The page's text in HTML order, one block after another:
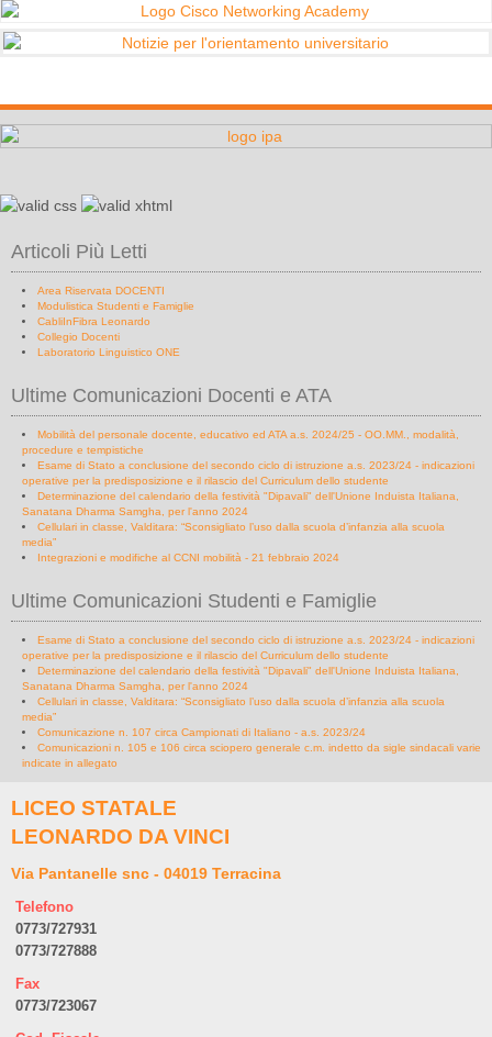
Articoli Più Letti
Area Riservata DOCENTI
Modulistica Studenti e Famiglie
CabliInFibra Leonardo
Collegio Docenti
Laboratorio Linguistico ONE
Ultime Comunicazioni Docenti e ATA
Mobilità del personale docente, educativo ed ATA a.s. 2024/25 - OO.MM., modalità,
procedure e tempistiche
Esame di Stato a conclusione del secondo ciclo di istruzione a.s. 2023/24 - indicazioni
operative per la predisposizione e il rilascio del Curriculum dello studente
Determinazione del calendario della festività "Dipavali" dell'Unione Induista Italiana,
Sanatana Dharma Samgha, per l'anno 2024
Cellulari in classe, Valditara: “Sconsigliato l’uso dalla scuola d’infanzia alla scuola
media”
Integrazioni e modifiche al CCNI mobilità - 21 febbraio 2024
Ultime Comunicazioni Studenti e Famiglie
Esame di Stato a conclusione del secondo ciclo di istruzione a.s. 2023/24 - indicazioni
operative per la predisposizione e il rilascio del Curriculum dello studente
Determinazione del calendario della festività "Dipavali" dell'Unione Induista Italiana,
Sanatana Dharma Samgha, per l'anno 2024
Cellulari in classe, Valditara: “Sconsigliato l’uso dalla scuola d’infanzia alla scuola
media”
Comunicazione n. 107 circa Campionati di Italiano - a.s. 2023/24
Comunicazioni n. 105 e 106 circa sciopero generale c.m. indetto da sigle sindacali varie
indicate in allegato
LICEO STATALE
LEONARDO DA VINCI
Via Pantanelle snc - 04019 Terracina
Telefono
0773/727931
0773/727888
Fax
0773/723067